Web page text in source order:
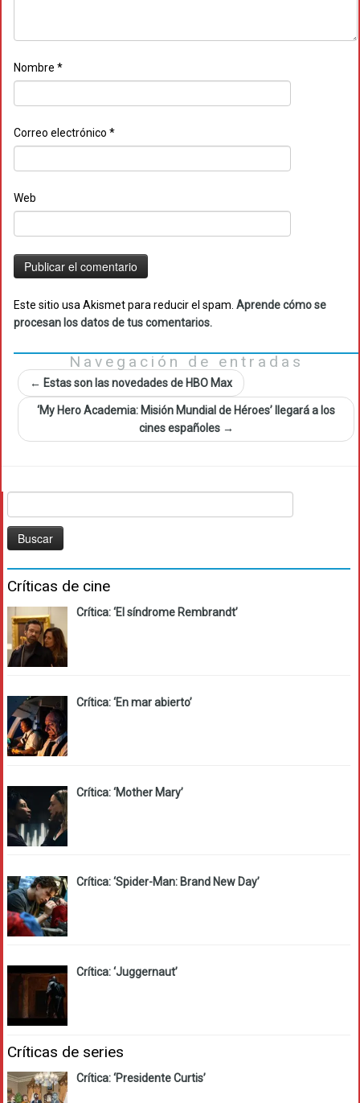
Nombre *
Correo electrónico *
Web
Este sitio usa Akismet para reducir el spam. Aprende cómo se
procesan los datos de tus comentarios.
Navegación de entradas
← Estas son las novedades de HBO Max
‘My Hero Academia: Misión Mundial de Héroes’ llegará a los
cines españoles →
Críticas de cine
Crítica: ‘El síndrome Rembrandt’
Crítica: ‘En mar abierto’
Crítica: ‘Mother Mary’
Crítica: ‘Spider-Man: Brand New Day’
Crítica: ‘Juggernaut’
Críticas de series
Crítica: ‘Presidente Curtis’